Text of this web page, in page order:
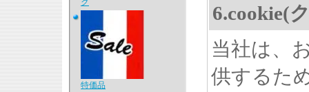
ク
特価品
6.cookie(
当社は、
供するた